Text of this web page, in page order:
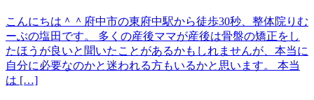
こんにちは＾＾府中市の東府中駅から徒歩30秒、整体院りむ
ーぶの塩田です。 多くの産後ママが産後は骨盤の矯正をし
たほうが良いと聞いたことがあるかもしれませんが、本当に
自分に必要なのかと迷われる方もいるかと思います。 本当
は […]